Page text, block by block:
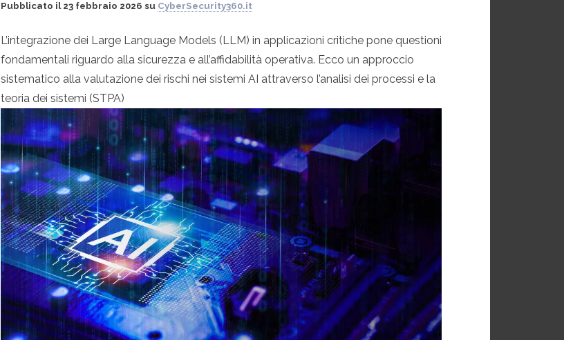
Pubblicato il 23 febbraio 2026 su CyberSecurity360.it
L’integrazione dei Large Language Models (LLM) in applicazioni critiche pone questioni
fondamentali riguardo alla sicurezza e all’affidabilità operativa. Ecco un approccio
sistematico alla valutazione dei rischi nei sistemi AI attraverso l’analisi dei processi e la
teoria dei sistemi (STPA)